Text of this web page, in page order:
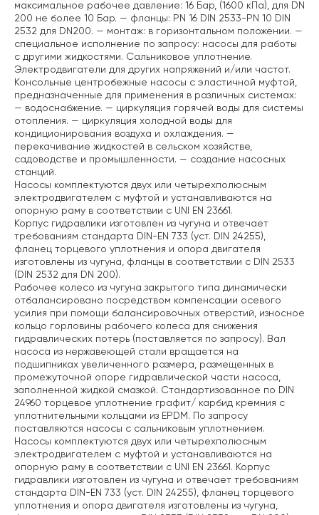
максимальное рабочее давление: 16 Бар, (1600 кПа), для DN
200 не более 10 Бар. — фланцы: PN 16 DIN 2533-PN 10 DIN
2532 для DN200. — монтаж: в горизонтальном положении. —
специальное исполнение по запросу: насосы для работы
с другими жидкостями. Сальниковое уплотнение.
Электродвигатели для других напряжений и/или частот.
Консольные центробежные насосы с эластичной муфтой,
предназначенные для применения в различных системах:
— водоснабжение. — циркуляция горячей воды для системы
отопления. — циркуляция холодной воды для
кондиционирования воздуха и охлаждения. —
перекачивание жидкостей в сельском хозяйстве,
садоводстве и промышленности. — создание насосных
станций.
Насосы комплектуются двух или четырехполюсным
электродвигателем с муфтой и устанавливаются на
опорную раму в соответствии с UNI EN 23661.
Корпус гидравлики изготовлен из чугуна и отвечает
требованиям стандарта DIN-EN 733 (уст. DIN 24255),
фланец торцевого уплотнения и опора двигателя
изготовлены из чугуна, фланцы в соответствии с DIN 2533
(DIN 2532 для DN 200).
Рабочее колесо из чугуна закрытого типа динамически
отбалансировано посредством компенсации осевого
усилия при помощи балансировочных отверстий, износное
кольцо горловины рабочего колеса для снижения
гидравлических потерь (поставляется по запросу). Вал
насоса из нержавеющей стали вращается на
подшипниках увеличенного размера, размещенных в
промежуточной опоре гидравлической части насоса,
заполненной жидкой смазкой. Стандартизованное по DIN
24960 торцевое уплотнение графит/ карбид кремния с
уплотнительными кольцами из EPDM. По запросу
поставляются насосы с сальниковым уплотнением.
Насосы комплектуются двух или четырехполюсным
электродвигателем с муфтой и устанавливаются на
опорную раму в соответствии с UNI EN 23661. Корпус
гидравлики изготовлен из чугуна и отвечает требованиям
стандарта DIN-EN 733 (уст. DIN 24255), фланец торцевого
уплотнения и опора двигателя изготовлены из чугуна,